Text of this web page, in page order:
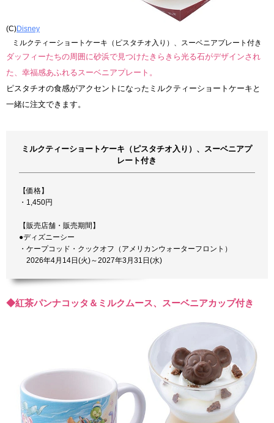
(C)Disney
ミルクティーショートケーキ（ピスタチオ入り）、スーベニアプレート付き
ダッフィーたちの周囲に砂浜で見つけたきらきら光る石がデザインされ
た、幸福感あふれるスーベニアプレート。
ピスタチオの食感がアクセントになったミルクティーショートケーキと
一緒に注文できます。
ミルクティーショートケーキ（ピスタチオ入り）、スーベニアプ
レート付き
【価格】
・1,450円
【販売店舗・販売期間】
●ディズニーシー
・ケープコッド・クックオフ（アメリカンウォーターフロント）
2026年4月14日(火)～2027年3月31日(水)
◆紅茶パンナコッタ＆ミルクムース、スーベニアカップ付き